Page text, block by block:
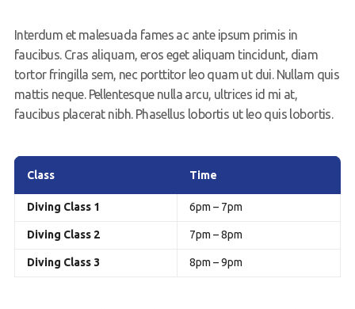
Interdum et malesuada fames ac ante ipsum primis in
faucibus. Cras aliquam, eros eget aliquam tincidunt, diam
tortor fringilla sem, nec porttitor leo quam ut dui. Nullam quis
mattis neque. Pellentesque nulla arcu, ultrices id mi at,
faucibus placerat nibh. Phasellus lobortis ut leo quis lobortis.
Class Time
Diving Class 1 6pm – 7pm
Diving Class 2 7pm – 8pm
Diving Class 3 8pm – 9pm